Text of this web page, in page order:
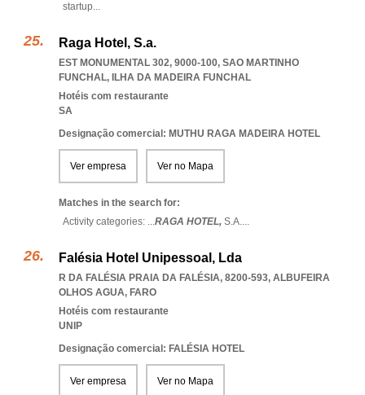
startup...
Raga Hotel, S.a.
EST MONUMENTAL 302, 9000-100, SAO MARTINHO
FUNCHAL, ILHA DA MADEIRA FUNCHAL
Hotéis com restaurante
SA
Designação comercial: MUTHU RAGA MADEIRA HOTEL
Ver empresa Ver no Mapa
Matches in the search for:
Activity categories: ...RAGA HOTEL, S.A....
Falésia Hotel Unipessoal, Lda
R DA FALÉSIA PRAIA DA FALÉSIA, 8200-593, ALBUFEIRA
OLHOS AGUA, FARO
Hotéis com restaurante
UNIP
Designação comercial: FALÉSIA HOTEL
Ver empresa Ver no Mapa